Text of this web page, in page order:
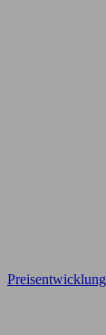
Preisentwicklung